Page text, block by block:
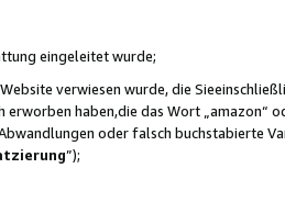
eingeleitet wurde;
verwiesen wurde, die
haben,die das Wort „amazon“
oder falsch buchstabierte
”);